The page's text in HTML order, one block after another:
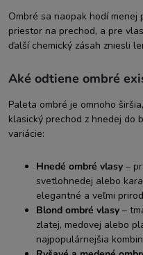
Ombré sa naopak hodí
priestor na prechod, a pre
ďalší chemický zásah zniesli
Aké odtiene ombré
Paleta ombré je omnoho
klasický prechod z hnedej do
variácie:
Hnedé ombré vlasy –
svetlohnedej alebo
elegantné a veľmi
Blond ombré vlasy –
zlatej, medovej alebo
najpopulárnejšia